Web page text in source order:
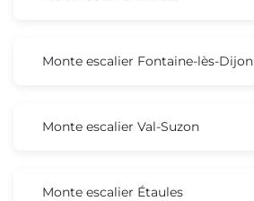
Monte escalier Fontaine-lès-Dijon
Monte escalier Val-Suzon
Monte escalier Étaules